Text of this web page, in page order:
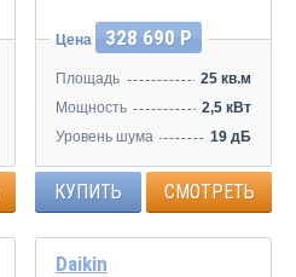
Цена 328 690 Р
Площадь
25 кв.м
Мощность
2,5 кВт
Уровень шума
19 дБ
КУПИТЬ СМОТРЕТЬ
Daikin